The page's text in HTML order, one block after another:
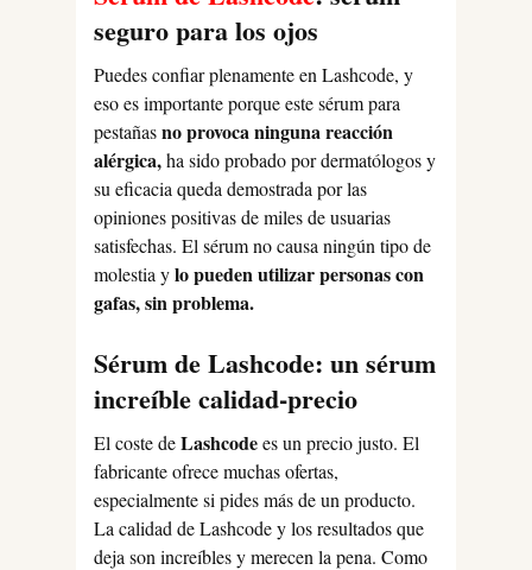
seguro para los ojos
Puedes confiar plenamente en Lashcode, y
eso es importante porque este sérum para
pestañasno provoca ninguna reacción
alérgica,ha sido probado por dermatólogos y
su eficacia queda demostrada por las
opiniones positivas de miles de usuarias
satisfechas. El sérum no causa ningún tipo de
molestia ylo pueden utilizar personas con
gafas, sin problema.
Sérum de Lashcode: un sérum
increíble calidad-precio
El coste deLashcodees un precio justo. El
fabricante ofrece muchas ofertas,
especialmente si pides más de un producto.
La calidad de Lashcode y los resultados que
deja son increíbles y merecen la pena. Como